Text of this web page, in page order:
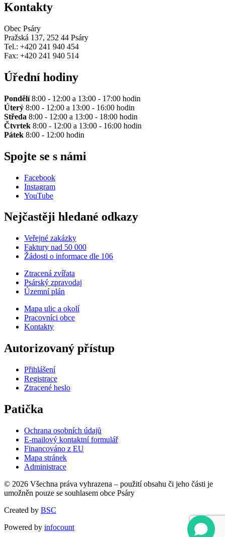
Kontakty
Obec Psáry
Pražská 137, 252 44 Psáry
Tel.: +420 241 940 454
Fax: +420 241 940 514
Úřední hodiny
Pondělí8:00 - 12:00 a 13:00 - 17:00 hodin
Úterý 8:00 - 12:00 a 13:00 - 16:00 hodin
Středa 8:00 - 12:00 a 13:00 - 18:00 hodin
Čtvrtek 8:00 - 12:00 a 13:00 - 16:00 hodin
Pátek 8:00 - 12:00 hodin
Spojte se s námi
Facebook
Instagram
YouTube
Nejčastěji hledané odkazy
Veřejné zakázky
Faktury nad 50 000
Žádosti o informace dle 106
Ztracená zvířata
Psárský zpravodaj
Územní plán
Mapa ulic a okolí
Pracovníci obce
Kontakty
Autorizovaný přístup
Přihlášení
Registrace
Ztracené heslo
Patička
Ochrana osobních údajů
E-mailový kontaktní formulář
Financováno z EU
Mapa stránek
Administrace
© 2026 Všechna práva vyhrazena – použití obsahu či jeho části je
umožněn pouze se souhlasem obce Psáry
Created by BSC
Powered by infocount